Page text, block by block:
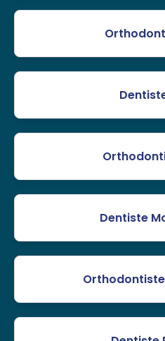
Dentiste